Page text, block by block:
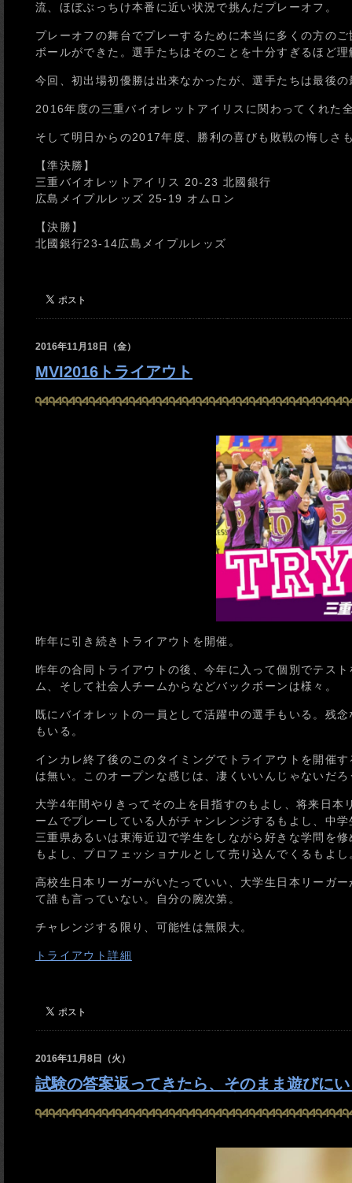
流、ほぼぶっちけ本番に近い状況で挑んだプレーオフ。
プレーオフの舞台でプレーするために本当に多くの方の
ボールができた。選手たちはそのことを十分すぎるほど
今回、初出場初優勝は出来なかったが、選手たちは最後
2016年度の三重バイオレットアイリスに関わってくれた
そして明日からの2017年度、勝利の喜びも敗戦の悔しさ
【準決勝】
三重バイオレットアイリス 20-23 北國銀行
広島メイプルレッズ 25-19 オムロン
【決勝】
北國銀行23-14広島メイプルレッズ
2016年11月18日（金）
MVI2016トライアウト
昨年に引き続きトライアウトを開催。
昨年の合同トライアウトの後、今年に入って個別でテス
ム、そして社会人チームからなどバックボーンは様々。
既にバイオレットの一員として活躍中の選手もいる。残
もいる。
インカレ終了後のこのタイミングでトライアウトを開催
は無い。このオープンな感じは、凄くいいんじゃないだろ
大学4年間やりきってその上を目指すのもよし、将来日
ームでプレーしている人がチャンレンジするもよし、中
三重県あるいは東海近辺で学生をしながら好きな学問を
もよし、プロフェッショナルとして売り込んでくるもよし
高校生日本リーガーがいたっていい、大学生日本リーガ
て誰も言っていない。自分の腕次第。
チャレンジする限り、可能性は無限大。
トライアウト詳細
2016年11月8日（火）
試験の答案返ってきたら、そのまま遊びに